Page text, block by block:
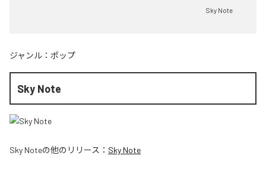
Sky Note
ジャンル： ポップ
Sky Note
Sky Noteの他のリリース： Sky Note